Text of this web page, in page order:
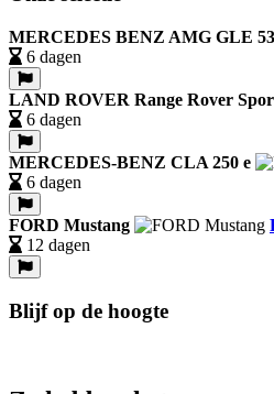
MERCEDES BENZ AMG GLE
6 dagen
LAND ROVER Range Rover
6 dagen
MERCEDES-BENZ CLA 250 e
6 dagen
FORD Mustang
12 dagen
Blijf op de hoogte